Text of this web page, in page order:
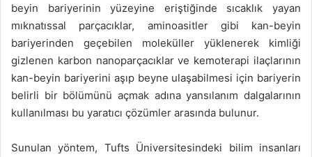
beyin bariyerinin yüzeyine eriştiğinde sıcaklık yayan
mıknatıssal parçacıklar, aminoasitler gibi kan-beyin
bariyerinden geçebilen moleküller yüklenerek kimliği
gizlenen karbon nanoparçacıklar ve kemoterapi ilaçlarının
kan-beyin bariyerini aşıp beyne ulaşabilmesi için bariyerin
belirli bir bölümünü açmak adına yansılanım dalgalarının
kullanılması bu yaratıcı çözümler arasında bulunur.
Sunulan yöntem, Tufts Üniversitesindeki bilim insanları